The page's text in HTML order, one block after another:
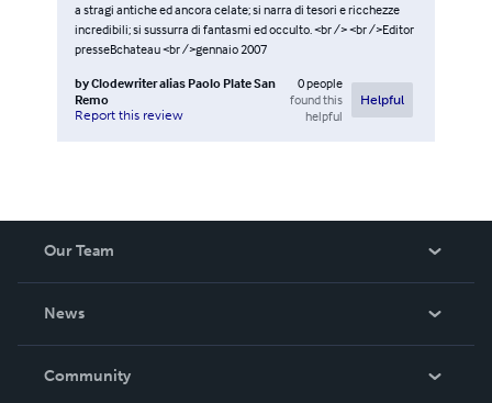
a stragi antiche ed ancora celate; si narra di tesori e ricchezze
incredibili; si sussurra di fantasmi ed occulto. <br /> <br />Editor
presseBchateau <br />gennaio 2007
byClodewriter alias Paolo Plate San
Remo
Report this review
0people
found this
helpful
Helpful
Our Team
News
In The News
Community